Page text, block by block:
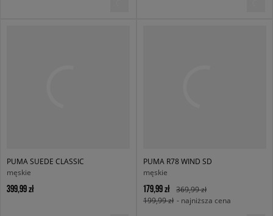
PUMA SUEDE CLASSIC
męskie
399,99 zł
PUMA R78 WIND SD
męskie
179,99 zł
369,99 zł
199,99 zł - najniższa cena